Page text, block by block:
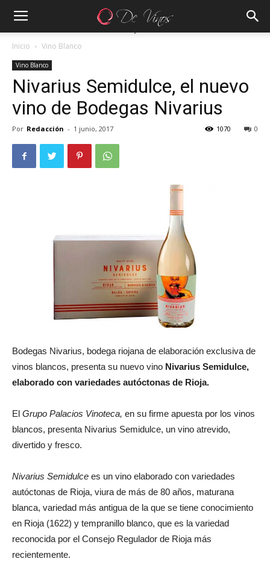
Inicio Vino Blanco
Vino Blanco
Nivarius Semidulce, el nuevo
vino de Bodegas Nivarius
Por Redacción - 1 junio, 2017 0
1070
Bodegas Nivarius, bodega riojana de elaboración exclusiva de
vinos blancos, presenta su nuevo vino Nivarius Semidulce,
elaborado con variedades autóctonas de Rioja.
El Grupo Palacios Vinoteca, en su firme apuesta por los vinos
blancos, presenta Nivarius Semidulce, un vino atrevido,
divertido y fresco.
Nivarius Semidulce es un vino elaborado con variedades
autóctonas de Rioja, viura de más de 80 años, maturana
blanca, variedad más antigua de la que se tiene conocimiento
en Rioja (1622) y tempranillo blanco, que es la variedad
reconocida por el Consejo Regulador de Rioja más
recientemente.